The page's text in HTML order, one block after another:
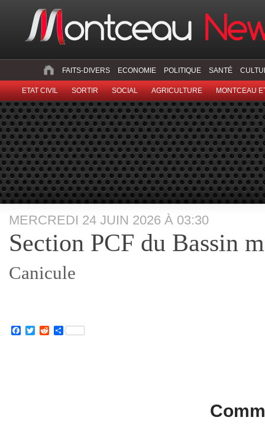
FAITS-DIVERS ECONOMIE POLITIQUE SANTÉ
ETAT CIVIL SORTIR SOCIAL AGRICULTURE MONTCEAU
MERCREDI 24 JUIN 2026 À 03:30
Section PCF du Bassin
Canicule
Facebook
TwitterRedditPartager